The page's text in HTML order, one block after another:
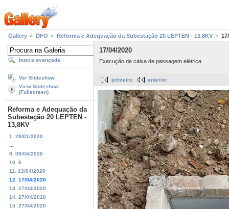
Gallery DFO Reforma e Adequação da Subestação 20 LEPTEN - 13,8KV
busca avançada
Ver Slideshow
View Slideshow
(Fullscreen)
Reforma e Adequação da
Subestação 20 LEPTEN -
13,8KV
1. 29/01/2020
9. 08/04/2020
10. 6
11. 13/04/2020
12. 17/04/2020
13. 27/04/2020
14. 27/04/2020
15. 27/04/2020
17/04/2020
Execução de caixa de passagem elétrica
primeiro anterior